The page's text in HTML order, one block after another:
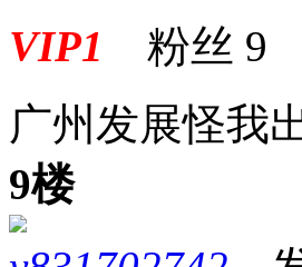
VIP1 粉丝 9
广州发展怪我
9楼